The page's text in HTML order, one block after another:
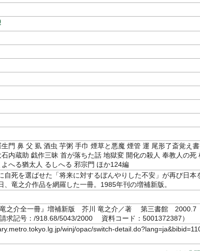
門 鼻 父 虱 酒虫 芋粥 手巾 煙草と悪魔 煙管 運 尾形了斎覚え書
内蔵助 戯作三昧 首が落ちた話 地獄変 開化の殺人 奉教人の死
へる猶太人 るしへる 邪宗門 ほか124編
自死を選ばせた「将来に対するぼんやりした不安」が再び日本
、竜之介作品を網羅した一冊。1985年刊の増補新版。
竜之介全一冊』増補新版 芥川 竜之介／著 第三書館 2000.7
求記号：/918.68/5043/2000 資料コード：5001372387）
winj/opac/switch-